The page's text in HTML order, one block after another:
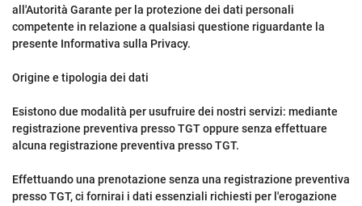
all'Autorità Garante per la protezione dei dati personali
competente in relazione a qualsiasi questione riguardante la
presente Informativa sulla Privacy.
Origine e tipologia dei dati
Esistono due modalità per usufruire dei nostri servizi: mediante
registrazione preventiva presso TGT oppure senza effettuare
alcuna registrazione preventiva presso TGT.
Effettuando una prenotazione senza una registrazione preventiva
presso TGT, ci fornirai i dati essenziali richiesti per l'erogazione